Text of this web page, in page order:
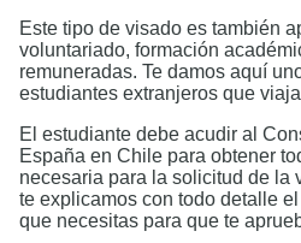
Este tipo de visado es también
voluntariado, formación
remuneradas. Te damos aquí
estudiantes extranjeros que
El estudiante debe acudir al
España en Chile para obtener
necesaria para la solicitud de la
te explicamos con todo detalle
que necesitas para que te